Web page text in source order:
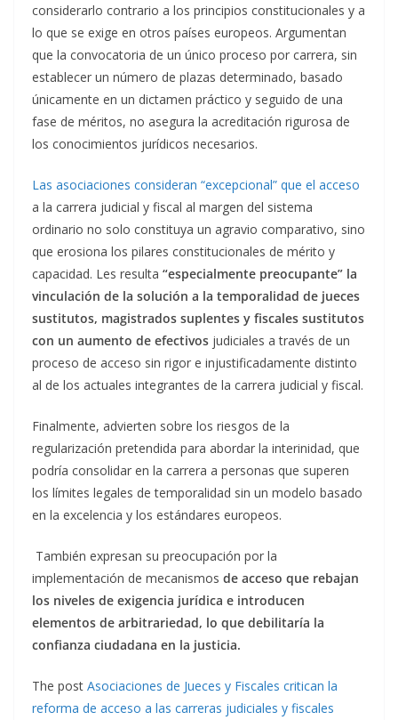
considerarlo contrario a los principios constitucionales y a
lo que se exige en otros países europeos. Argumentan
que la convocatoria de un único proceso por carrera, sin
establecer un número de plazas determinado, basado
únicamente en un dictamen práctico y seguido de una
fase de méritos, no asegura la acreditación rigurosa de
los conocimientos jurídicos necesarios.
Las asociaciones consideran “excepcional” que el acceso
a la carrera judicial y fiscal al margen del sistema
ordinario no solo constituya un agravio comparativo, sino
que erosiona los pilares constitucionales de mérito y
capacidad. Les resulta “especialmente preocupante” la
vinculación de la solución a la temporalidad de jueces
sustitutos, magistrados suplentes y fiscales sustitutos
con un aumento de efectivos judiciales a través de un
proceso de acceso sin rigor e injustificadamente distinto
al de los actuales integrantes de la carrera judicial y fiscal.
Finalmente, advierten sobre los riesgos de la
regularización pretendida para abordar la interinidad, que
podría consolidar en la carrera a personas que superen
los límites legales de temporalidad sin un modelo basado
en la excelencia y los estándares europeos.
También expresan su preocupación por la
implementación de mecanismos de acceso que rebajan
los niveles de exigencia jurídica e introducen
elementos de arbitrariedad, lo que debilitaría la
confianza ciudadana en la justicia.
The post Asociaciones de Jueces y Fiscales critican la
reforma de acceso a las carreras judiciales y fiscales